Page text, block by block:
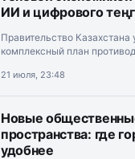
ИИ и цифрового
Правительство Казахстана
комплексный план
Документ подписал
21 июля, 23:48
Новые
пространства: где
удобнее